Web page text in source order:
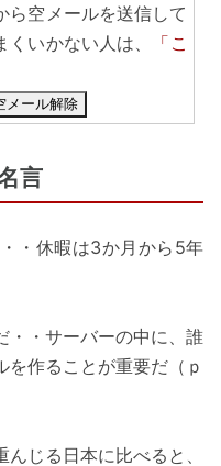
ら空メールを送信して
いかない人は、
「こ
メール解除
言
・休暇は3か月から5年
・・サーバーの中に、誰
を作ることが重要だ（ｐ
じる日本に比べると、